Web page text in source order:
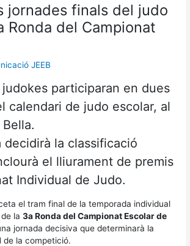
jornades finals del judo
Ronda del Campionat
JEEB
participaran en dues
calendari de judo escolar, al
decidirà la classificació
el lliurament de premis
Individual de Judo.
el tram final de la temporada individual
de la3a Ronda del Campionat Escolar de
jornada decisiva que determinarà la
de la competició.